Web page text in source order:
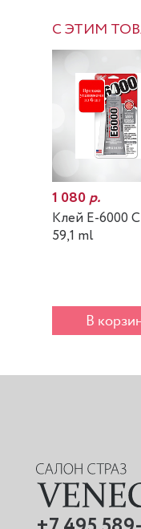
С ЭТИМ
1 080р.
Клей E-6000
59,1 ml
В